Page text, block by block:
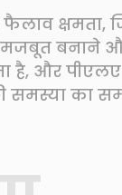
क्षमता,
मजबूत बनाने
है, और
समस्या का